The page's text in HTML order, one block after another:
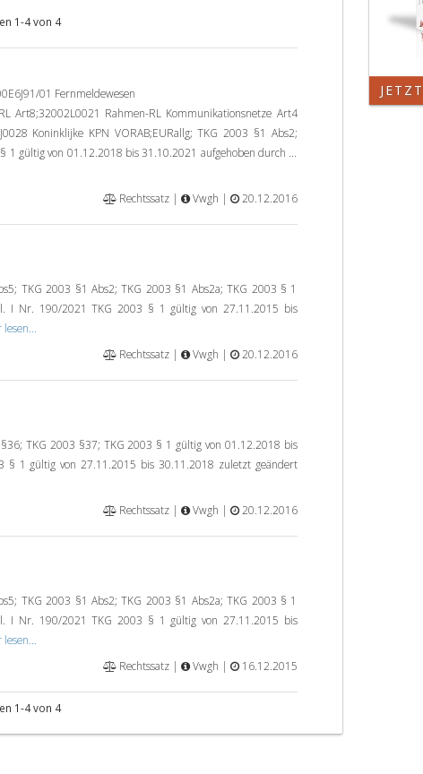
1-4 von 4
01 Fernmeldewesen
Art8;32002L0021 Rahmen-RL Kommunikationsnetze Art4
Koninklijke KPN VORAB;EURallg; TKG 2003 §1 Abs2;
gültig von 01.12.2018 bis 31.10.2021 aufgehoben durch ...
Rechtssatz |
Vwgh | 20.12.2016
TKG 2003 §1 Abs2; TKG 2003 §1 Abs2a; TKG 2003 § 1
I Nr. 190/2021 TKG 2003 § 1 gültig von 27.11.2015 bis
Rechtssatz |
Vwgh | 20.12.2016
TKG 2003 §37; TKG 2003 § 1 gültig von 01.12.2018 bis
§ 1 gültig von 27.11.2015 bis 30.11.2018 zuletzt geändert
Rechtssatz |
Vwgh | 20.12.2016
TKG 2003 §1 Abs2; TKG 2003 §1 Abs2a; TKG 2003 § 1
I Nr. 190/2021 TKG 2003 § 1 gültig von 27.11.2015 bis
Rechtssatz |
Vwgh | 16.12.2015
1-4 von 4